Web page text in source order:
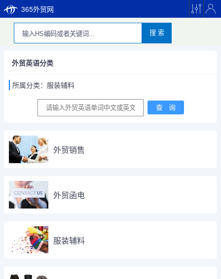
365外贸网
搜 索
外贸英语分类
所属分类：服装辅料
外贸销售
外贸函电
服装辅料